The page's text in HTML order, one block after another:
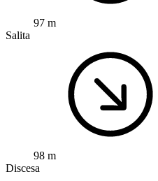
97 m
Salita
98 m
Discesa